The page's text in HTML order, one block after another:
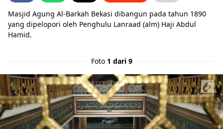
Masjid Agung Al-Barkah Bekasi dibangun pada tahun 1890
yang dipelopori oleh Penghulu Lanraad (alm) Haji Abdul
Hamid.
Foto 1 dari 9